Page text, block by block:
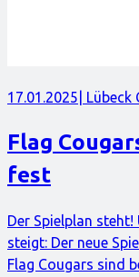
17.01.2025 |
Flag
fest
Der Spielplan steht!
steigt: Der neue
Flag Cougars sind